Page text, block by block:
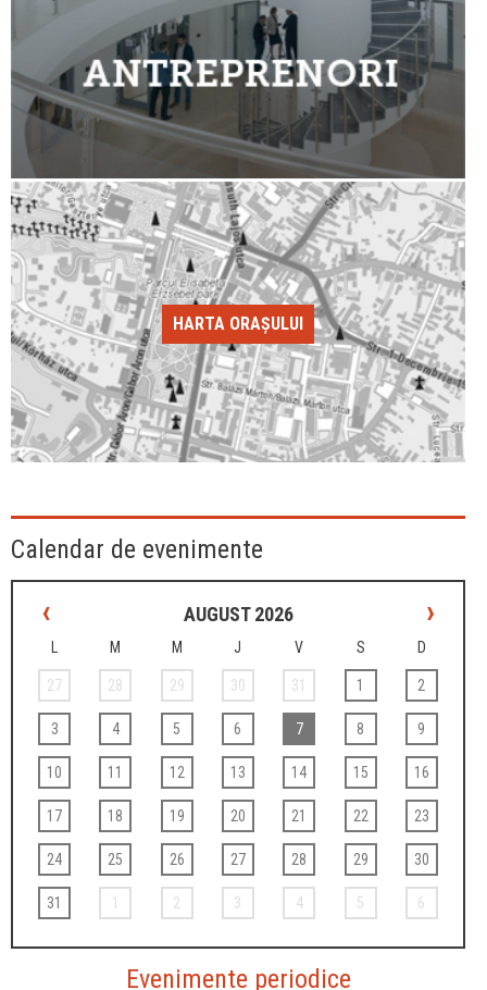
HARTA ORAȘULUI
Calendar de evenimente
‹ AUGUST 2026 ›
L M M J V S D
27 28 29 30 31 1 2
3 4 5 6 7 8 9
10 11 12 13 14 15 16
17 18 19 20 21 22 23
24 25 26 27 28 29 30
31 1 2 3 4 5 6
Evenimente periodice